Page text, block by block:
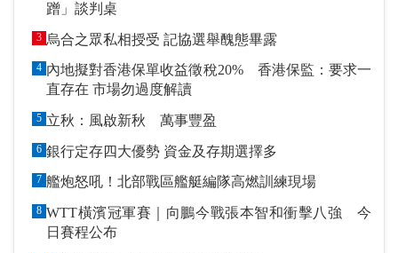
蹭」談判桌
3 烏合之眾私相授受 記協選舉醜態畢露
4 內地擬對香港保單收益徵稅20% 香港保監：要求一
直存在 市場勿過度解讀
5 立秋：風啟新秋 萬事豐盈
6 銀行定存四大優勢 資金及存期選擇多
7 艦炮怒吼！北部戰區艦艇編隊高燃訓練現場
8 WTT橫濱冠軍賽｜向鵬今戰張本智和衝擊八強 今
日賽程公布